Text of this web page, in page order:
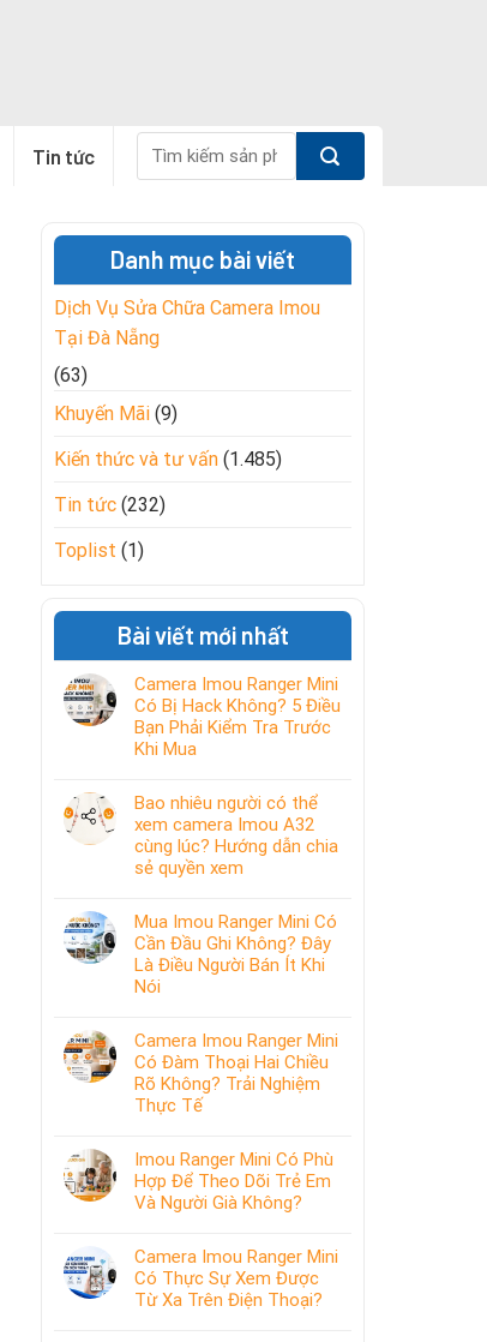
Tin tức
kiếm:
Danh mục bài viết
Dịch Vụ Sửa Chữa Camera Imou
Tại Đà Nẵng
(63)
Khuyến Mãi (9)
Kiến thức và tư vấn (1.485)
Tin tức (232)
Toplist (1)
Bài viết mới nhất
Camera Imou Ranger Mini
Có Bị Hack Không? 5 Điều
Bạn Phải Kiểm Tra Trước
Khi Mua
Bao nhiêu người có thể
xem camera Imou A32
cùng lúc? Hướng dẫn chia
sẻ quyền xem
Mua Imou Ranger Mini Có
Cần Đầu Ghi Không? Đây
Là Điều Người Bán Ít Khi
Nói
Camera Imou Ranger Mini
Có Đàm Thoại Hai Chiều
Rõ Không? Trải Nghiệm
Thực Tế
Imou Ranger Mini Có Phù
Hợp Để Theo Dõi Trẻ Em
Và Người Già Không?
Camera Imou Ranger Mini
Có Thực Sự Xem Được
Từ Xa Trên Điện Thoại?